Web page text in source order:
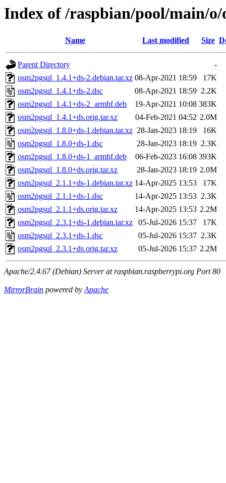
Index of /raspbian/pool/main/o/
Name Last modified Size
Parent Directory
-
osm2pgsql_1.4.1+ds-2.debian.tar.xz 08-Apr-2021 18:59
17K
osm2pgsql_1.4.1+ds-2.dsc
08-Apr-2021 18:59 2.2K
osm2pgsql_1.4.1+ds-2_armhf.deb
19-Apr-2021 10:08 383K
osm2pgsql_1.4.1+ds.orig.tar.xz
04-Feb-2021 04:52 2.0M
osm2pgsql_1.8.0+ds-1.debian.tar.xz 28-Jan-2023 18:19
16K
osm2pgsql_1.8.0+ds-1.dsc
28-Jan-2023 18:19 2.3K
osm2pgsql_1.8.0+ds-1_armhf.deb
06-Feb-2023 16:08 393K
osm2pgsql_1.8.0+ds.orig.tar.xz
28-Jan-2023 18:19 2.0M
osm2pgsql_2.1.1+ds-1.debian.tar.xz 14-Apr-2025 13:53
17K
osm2pgsql_2.1.1+ds-1.dsc
14-Apr-2025 13:53 2.3K
osm2pgsql_2.1.1+ds.orig.tar.xz
14-Apr-2025 13:53 2.2M
osm2pgsql_2.3.1+ds-1.debian.tar.xz
05-Jul-2026 15:37
17K
osm2pgsql_2.3.1+ds-1.dsc
05-Jul-2026 15:37 2.3K
osm2pgsql_2.3.1+ds.orig.tar.xz
05-Jul-2026 15:37 2.2M
Apache/2.4.67 (Debian) Server at raspbian.raspberrypi.org Port 80
MirrorBrain powered byApache